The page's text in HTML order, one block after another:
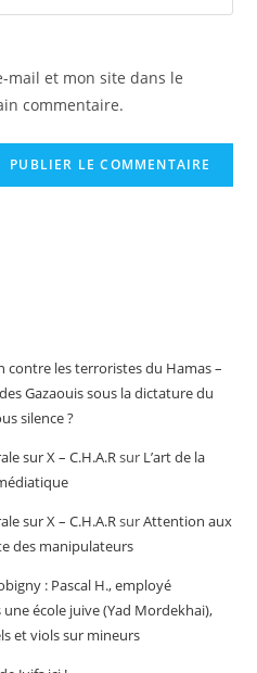
mail et mon site dans le
commentaire.
contre les terroristes du Hamas –
Gazaouis sous la dictature du
silence ?
sur X – C.H.A.Rsur L’art de la
sur X – C.H.A.RsurAttention aux
des manipulateurs
: Pascal H., employé
école juive (Yad Mordekhai),
et viols sur mineurs